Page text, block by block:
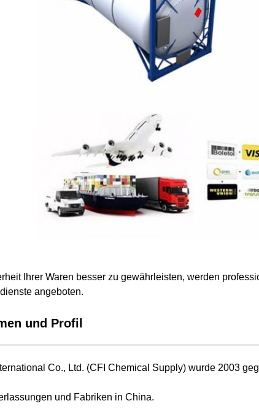
Ihrer Waren besser zu gewährleisten, werden
angeboten.
und Profil
Co., Ltd. (CFI Chemical Supply) wurde 2003
und Fabriken in China.